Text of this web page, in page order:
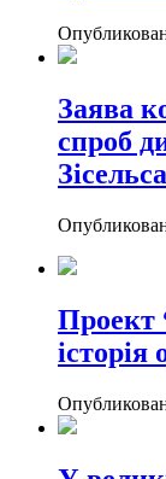
Заява
спроб
Зісельса
Проект
історія